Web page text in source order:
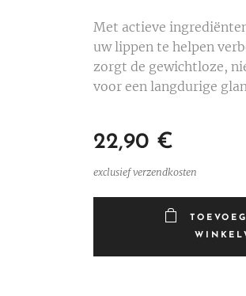
Met actieve
uw lippen te helpen
zorgt de gewichtloze,
voor een langdurige
22,90 €
exclusief verzendkosten